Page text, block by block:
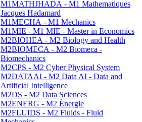
M1MATHJHADA - M1 Mathematiques
Jacques Hadamard
M1MECHA - M1 Mechanics
M1MIE - M1 MIE - Master in Economics
M2BIOHEA - M2 Biology and Health
M2BIOMECA - M2 Biomeca -
Biomechanics
M2CPS - M2 Cyber Physical System
M2DATAAI - M2 Data AI - Data and
Artificial Intelligence
M2DS - M2 Data Sciences
M2ENERG - M2 Énergie
M2FLUIDS - M2 Fluids - Fluid